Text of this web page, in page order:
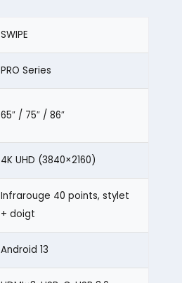
SWIPE
PRO Series
65″ / 75″ / 86″
4K UHD (3840×2160)
Infrarouge 40 points, stylet
+ doigt
Android 13